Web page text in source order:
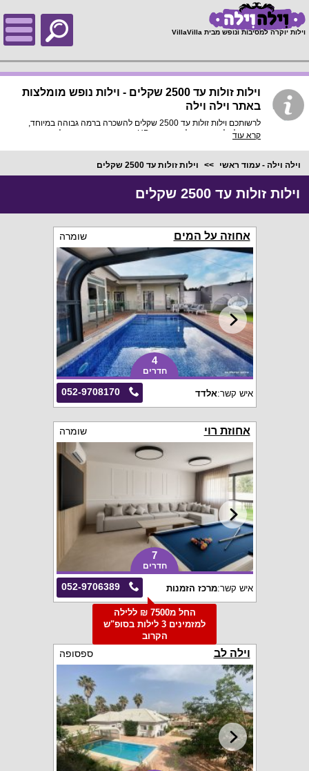
וילות יוקרה למסיבות ונופש מבית VillaVilla
וילות זולות עד 2500 שקלים - וילות נופש מומלצות
באתר וילה וילה
לרשותכם וילות זולות עד 2500 שקלים להשכרה ברמה גבוהה במיוחד,
בתוך כל וילה פירוט מלא, תמונות HD והכי חשוב התאמה מלאה
קרא עוד
וילה וילה - עמוד ראשי וילות זולות עד 2500 שקלים
וילות זולות עד 2500 שקלים
אחוזה על המים שומרה
4
חדרים
052-9708170 איש קשר:אלדד
אחוזת רוי שומרה
7
חדרים
052-9706389 איש קשר:מרכז הזמנות
החל מ7500 ₪ ללילה
למזמינים 3 לילות בסופ"ש
הקרוב
וילה לב ספסופה